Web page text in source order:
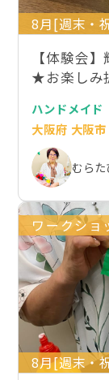
8月[週末・
【体験会
★お楽しみ
ハンドメイド
大阪府 大阪市
むら
ワークショ
8月[週末・